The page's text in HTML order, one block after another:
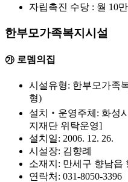
자립촉진 수당 : 월 10
한부모가족복지시설
㉮ 로뎀의집
시설유형: 한부모가족
형)
설치‧운영주체: 화성
지재단 위탁운영]
설치일: 2006. 12. 26.
시설장: 김향례
소재지: 만세구 향남읍
연락처: 031-8050-3396